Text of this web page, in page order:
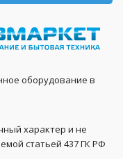
оборудование в
характер и не
статьей 437 ГК РФ